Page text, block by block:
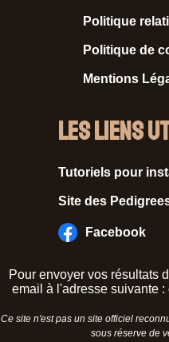
Politique
Politique de
Mentions
Les liens
Tutoriels pour
Site des
Facebook
Pour envoyer vos résultats
email à l'adresse suivante :
Ce site n'est pas un site officiel
sous réserve de